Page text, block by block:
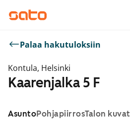
Palaa hakutuloksiin
Kontula, Helsinki
Kaarenjalka 5 F
AsuntoPohjapiirrosTalon kuvat